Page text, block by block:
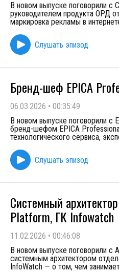
В новом выпуске поговорили с
руководителем продукта ОРД
маркировка рекламы в
Слушать эпизод
Бренд-шеф EPICA
06.03.2026 • 00:35:49
В новом выпуске поговорили с
бренд-шефом EPICA
технологического сервиса,
Слушать эпизод
Системный
Platform, ГК Infowatch
11.02.2026 • 00:46:08
В новом выпуске поговорили
системным архитектором
InfoWatch — о том, чем